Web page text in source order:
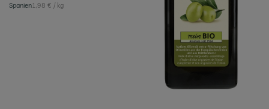
, Herkunft:
Spanien, Referenzpreis:
1,98 € / kg